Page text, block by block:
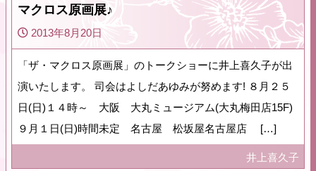
マクロス原画展♪
2013年8月20日
「ザ・マクロス原画展」のトークショーに井上喜久子が出
演いたします。 司会はよしだあゆみが努めます! ８月２５
日(日)１４時～ 大阪 大丸ミュージアム(大丸梅田店15F)
９月１日(日)時間未定 名古屋 松坂屋名古屋店 […]
井上喜久子